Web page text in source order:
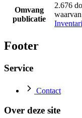
Omvang
publicatie
2.676
Footer
Service
Contact
Over deze site